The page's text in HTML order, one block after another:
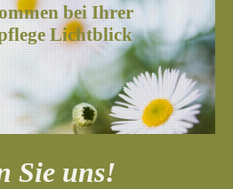
bei Ihrer
Lichtblick
Sie uns!